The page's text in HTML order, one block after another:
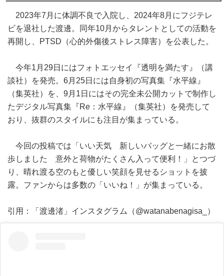
2023年7月に体調不良で入院し、2024年8月にフジテレ
ビを退社した渡邊。同年10月からタレントとしての活動を
再開し、PTSD（心的外傷後ストレス障害）を公表した。
今年1月29日にはフォトエッセイ『透明を満たす』（講
談社）を発売。6月25日には自身初の写真集『水平線』
（集英社）を、9月1日にはその完全未公開カットで制作し
たデジタル写真集『Re：水平線』（集英社）を発売して
おり、抜群のスタイルにも注目が集まっている。
今回の投稿では「いい天気 新しいバッグと一緒にお散
歩しました 意外と荷物がたくさん入って便利！」とつづ
り、晴れ渡る空のもと優しい笑顔を見せるショットを披
露。ファンからは多数の「いいね！」が集まっている。
引用：「渡邊渚」インスタグラム（@watanabenagisa_）